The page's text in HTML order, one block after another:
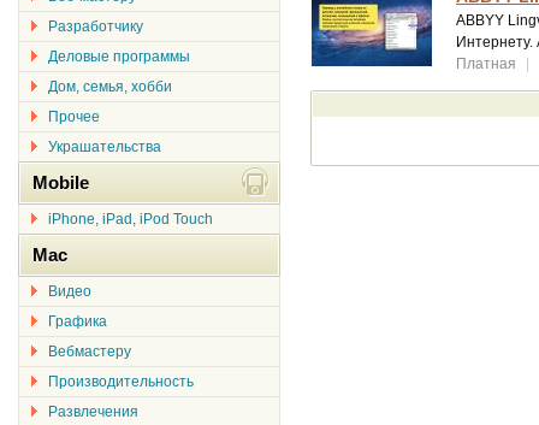
ABBYY
Интернету.
Платная
Разработчику
Деловые программы
Дом, семья, хобби
Прочее
Украшательства
Mobile
iPhone, iPad, iPod Touch
Mac
Видео
Графика
Вебмастеру
Производительность
Развлечения